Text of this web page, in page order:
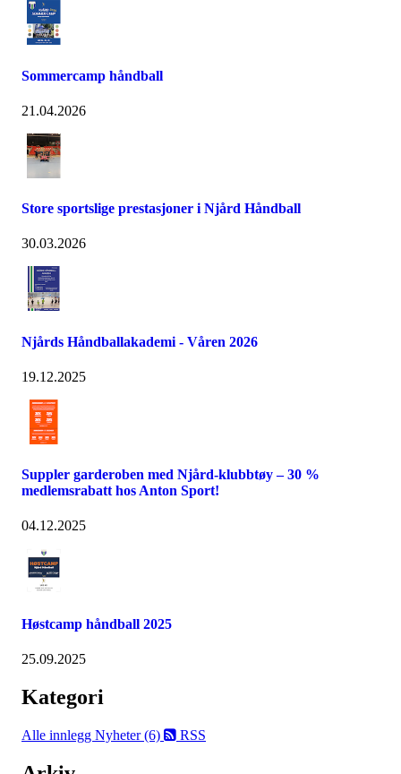
Sommercamp håndball
21.04.2026
Store sportslige prestasjoner i Njård Håndball
30.03.2026
Njårds Håndballakademi - Våren 2026
19.12.2025
Suppler garderoben med Njård-klubbtøy – 30 %
medlemsrabatt hos Anton Sport!
04.12.2025
Høstcamp håndball 2025
25.09.2025
Kategori
Alle innlegg Nyheter (6) RSS